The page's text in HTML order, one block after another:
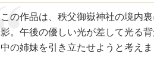
この作品は、秩父御嶽神社の境内
影。午後の優しい光が差して光る
中の姉妹を引き立たせようと考えま